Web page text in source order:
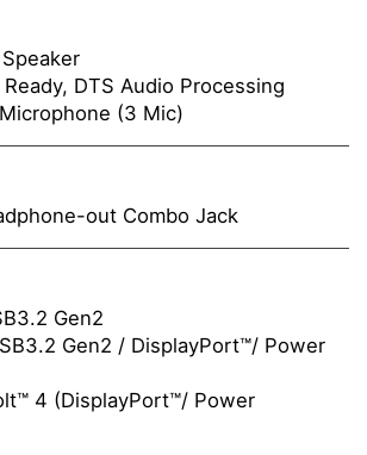
DTS Audio Processing
(3 Mic)
out Combo Jack
Gen2
Gen2 / DisplayPort™/ Power
4 (DisplayPort™/ Power